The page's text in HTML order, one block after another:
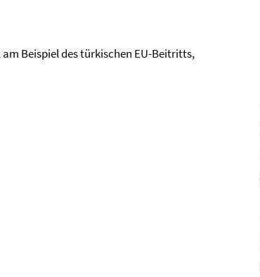
Beispiel des türkischen EU-Beitritts,